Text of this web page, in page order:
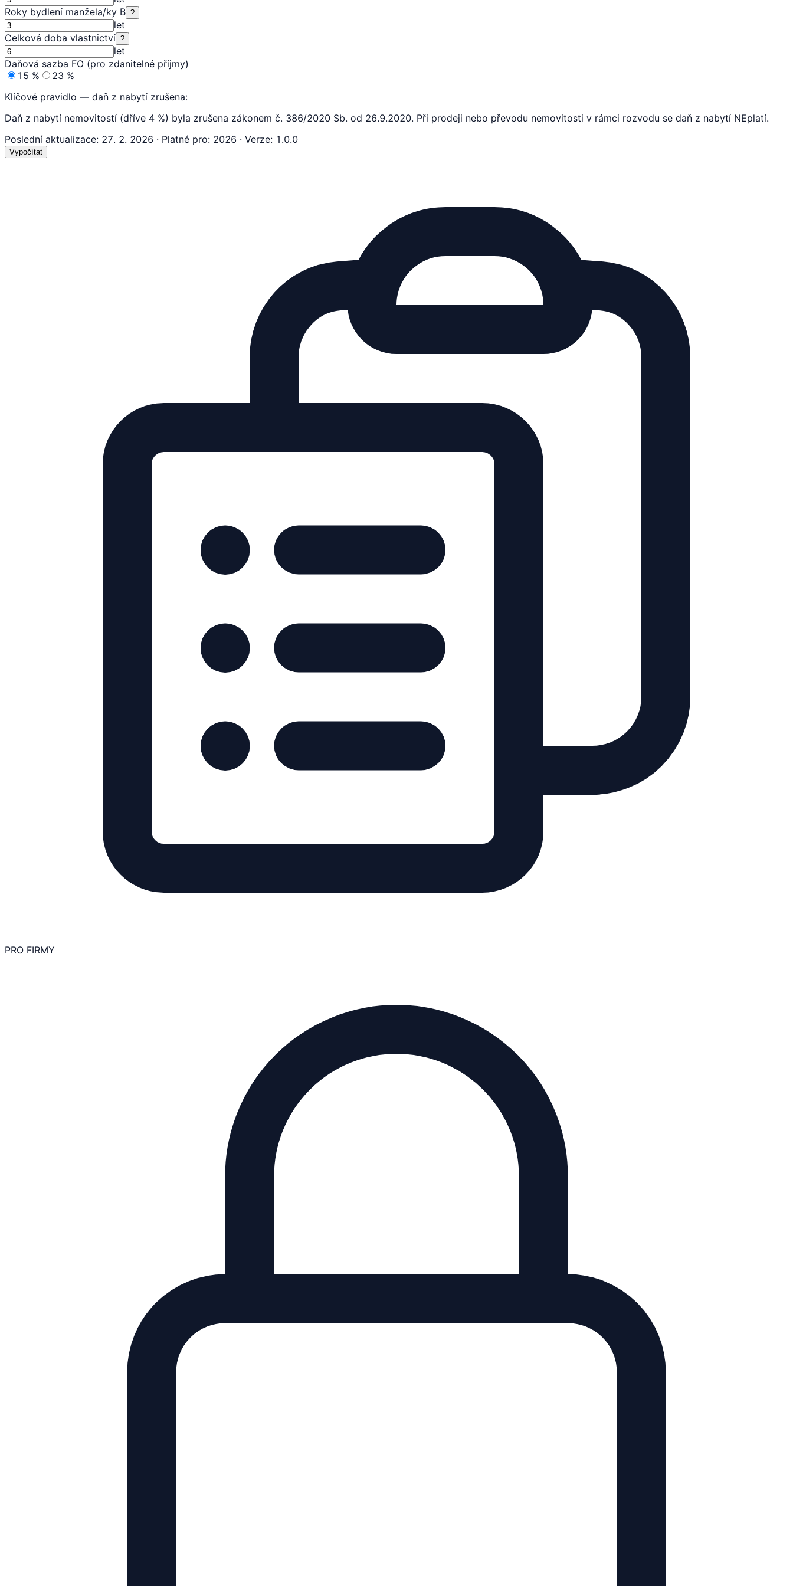
Roky bydlení manžela/ky B ?
let
Celková doba vlastnictví ?
let
Daňová sazba FO (pro zdanitelné příjmy)
15 % 23 %
Klíčové pravidlo — daň z nabytí zrušena:
Daň z nabytí nemovitostí (dříve 4 %) byla zrušena zákonem č. 386/2020 Sb. od 26.9.2020. Při prodeji nebo převodu nemovitosti v rámci rozvodu se daň z nabytí NEplatí.
Poslední aktualizace: 27. 2. 2026 · Platné pro: 2026 · Verze: 1.0.0
Vypočítat
PRO FIRMY